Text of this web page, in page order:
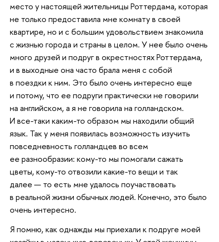
место у настоящей жительницы Роттердама, которая
не только предоставила мне комнату в своей
квартире, но и с большим удовольствием знакомила
с жизнью города и страны в целом. У нее было очень
много друзей и подруг в окрестностях Роттердама,
и в выходные она часто брала меня с собой
в поездки к ним. Это было очень интересно еще
и потому, что ее подруги практически не говорили
на английском, а я не говорила на голландском.
И все-таки каким-то образом мы находили общий
язык. Так у меня появилась возможность изучить
повседневность голландцев во всем
ее разнообразии: кому-то мы помогали сажать
цветы, кому-то отвозили какие-то вещи и так
далее — то есть мне удалось поучаствовать
в реальной жизни обычных людей. Конечно, это было
очень интересно.
Я помню, как однажды мы приехали к подруге моей